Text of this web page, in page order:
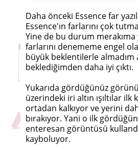
Daha önceki Essence far
Essence'ın farlarını çok
Yine de bu durum
farlarını denememe engel
büyük beklentilerle almadım
beklediğimden daha iyi çıktı.
Yukarıda gördüğünüz
üzerindeki iri altın ışıltılar ilk
ortadan kalkıyor ve yerini
bırakıyor. Yani o ilk
enteresan görüntüsü
kayboluyor.